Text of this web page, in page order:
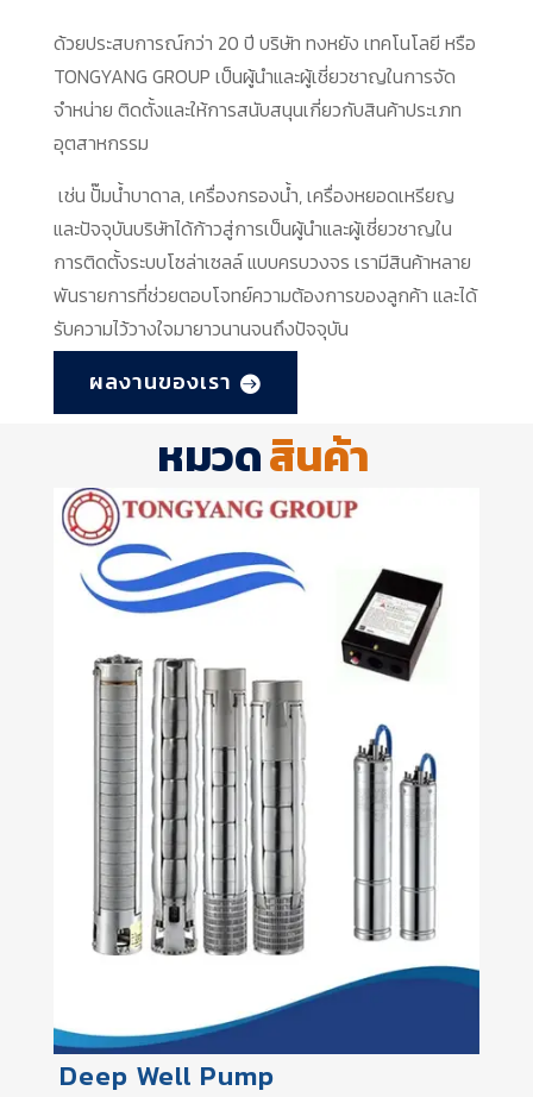
ด้วยประสบการณ์กว่า 20 ปี บริษัท ทงหยัง เทคโนโลยี หรือ
TONGYANG GROUP เป็นผู้นำและผู้เชี่ยวชาญในการจัด
จำหน่าย ติดตั้งและให้การสนับสนุนเกี่ยวกับสินค้าประเภท
อุตสาหกรรม
เช่น ปั๊มน้ำบาดาล, เครื่องกรองน้ำ, เครื่องหยอดเหรียญ
และปัจจุบันบริษัทได้ก้าวสู่การเป็นผู้นำและผู้เชี่ยวชาญใน
การติดตั้งระบบโซล่าเซลล์ แบบครบวงจร เรามีสินค้าหลาย
พันรายการที่ช่วยตอบโจทย์ความต้องการของลูกค้า และได้
รับความไว้วางใจมายาวนานจนถึงปัจจุบัน
ผลงานของเรา
หมวดสินค้า
Deep Well Pump